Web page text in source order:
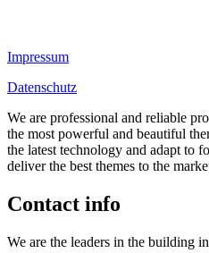
Impressum
Datenschutz
We are professional and reliable
the most powerful and beautiful
the latest technology and adapt to
deliver the best themes to the
Contact info
We are the leaders in the building